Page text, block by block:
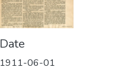
Date
1911-06-01